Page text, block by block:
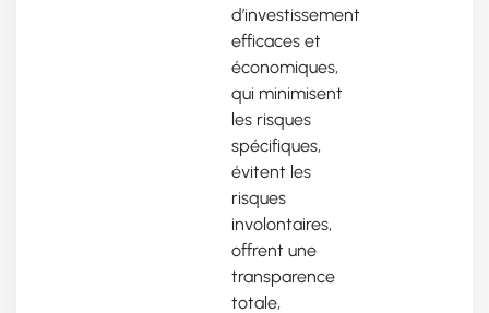
d’investissement
efficaces et
économiques,
qui minimisent
les risques
spécifiques,
évitent les
risques
involontaires,
offrent une
transparence
totale,